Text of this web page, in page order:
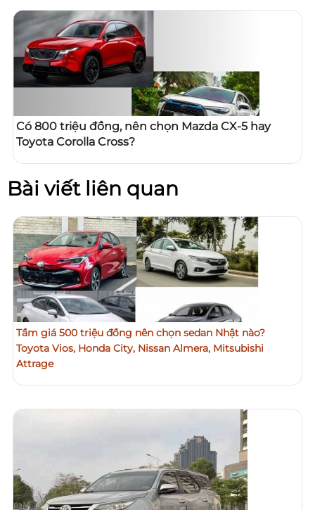
Có 800 triệu đồng, nên chọn Mazda CX-5 hay
Toyota Corolla Cross?
Bài viết liên quan
Tầm giá 500 triệu đồng nên chọn sedan Nhật nào?
Toyota Vios, Honda City, Nissan Almera, Mitsubishi
Attrage